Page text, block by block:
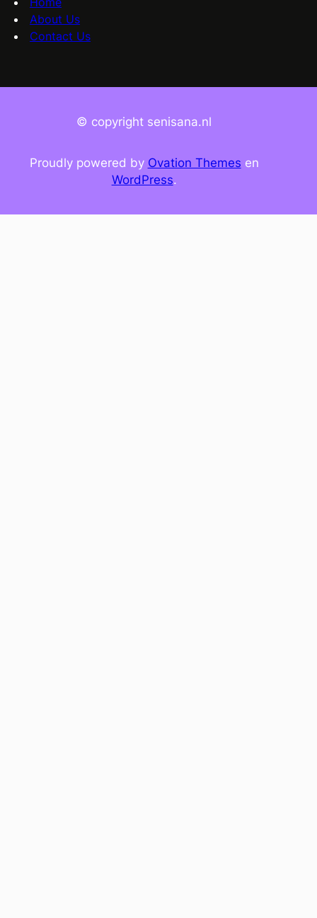
About Us
Contact Us
© copyright senisana.nl
Proudly powered by Ovation Themes en
WordPress.